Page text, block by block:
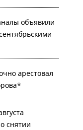
объявили
арестовал
снятии